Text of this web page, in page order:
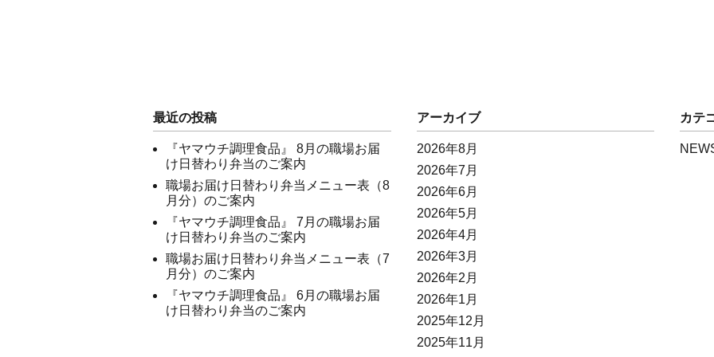
最近の投稿
『ヤマウチ調理食品』 8月の職場お届
け日替わり弁当のご案内
職場お届け日替わり弁当メニュー表（8
月分）のご案内
『ヤマウチ調理食品』 7月の職場お届
け日替わり弁当のご案内
職場お届け日替わり弁当メニュー表（7
月分）のご案内
『ヤマウチ調理食品』 6月の職場お届
け日替わり弁当のご案内
アーカイブ
2026年8月
2026年7月
2026年6月
2026年5月
2026年4月
2026年3月
2026年2月
2026年1月
2025年12月
2025年11月
カテ